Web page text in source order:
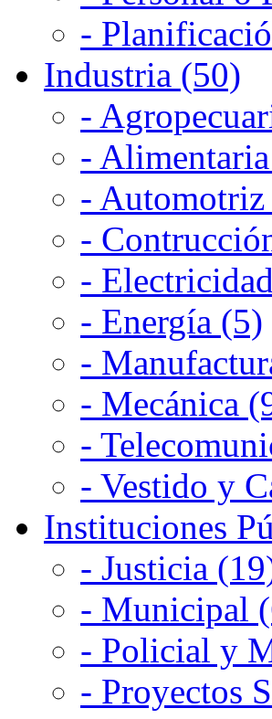
-
Industria (50)
-
-
-
-
-
- Energía (5)
-
- Mecánica
-
- Vestido y
Instituciones
- Justicia
- Municipal
- Policial y
- Proyectos